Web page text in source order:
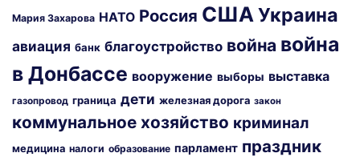
Мария Захарова НАТО Россия США Украина
авиация банк благоустройство война война
в Донбассе вооружение выборы выставка
газопровод граница дети железная дорога закон
коммунальное хозяйство криминал
медицина налоги образование парламент праздник